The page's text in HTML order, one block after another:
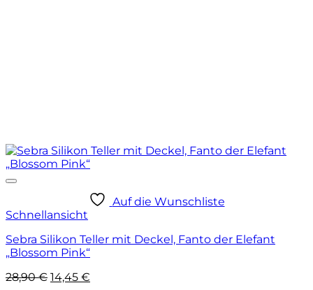
Auf die Wunschliste
Schnellansicht
Sebra Silikon Teller mit Deckel, Fanto der Elefant
„Blossom Pink“
28,90€ Ursprünglicher
14,45 €